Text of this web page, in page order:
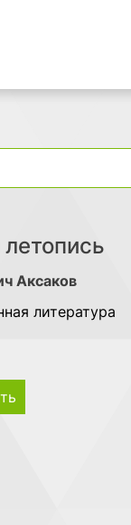
Аксаков
литература